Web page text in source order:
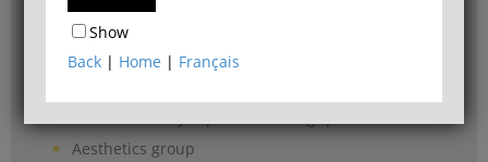
Access & maps
Philosophy Department Library
Aesthetics group
Show
Back | Home | Français